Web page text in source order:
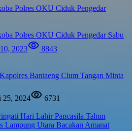
Polres OKU Ciduk Pengedar Sabu
2023 8843
Bantaeng Cium Tangan Minta
25, 2024
6731
Hari Lahir Pancasila Tahun
Lampung Utara Bacakan Amanat